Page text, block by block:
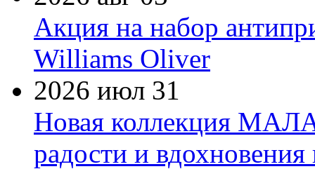
Акция на набор
Williams Oliver
2026 июл 31
Новая коллекция
радости и